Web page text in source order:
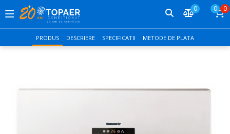
0 0 0
PRODUS DESCRIERE SPECIFICATII METODE DE PLATA